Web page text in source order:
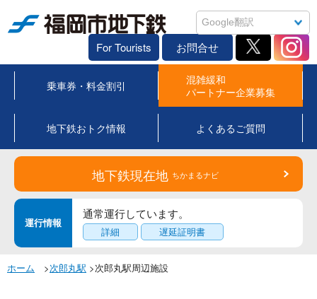
For Tourists お問合せ
乗車券・料金割引
混雑緩和
パートナー企業募集
地下鉄おトク情報 よくあるご質問
地下鉄現在地 ちかまるナビ
運行情報
通常運行しています。
詳細 遅延証明書
ホーム >次郎丸駅 >次郎丸駅周辺施設